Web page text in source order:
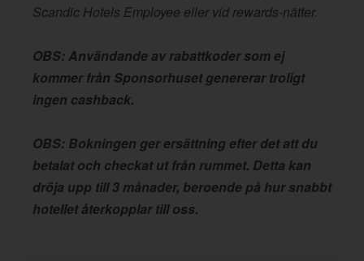
Scandic Hotels Employee eller vid rewards-nätter.
OBS: Användande av rabattkoder som ej
kommer från Sponsorhuset genererar troligt
ingen cashback.
OBS: Bokningen ger ersättning efter det att du
betalat och checkat ut från rummet. Detta kan
dröja upp till 3 månader, beroende på hur snabbt
hotellet återkopplar till oss.